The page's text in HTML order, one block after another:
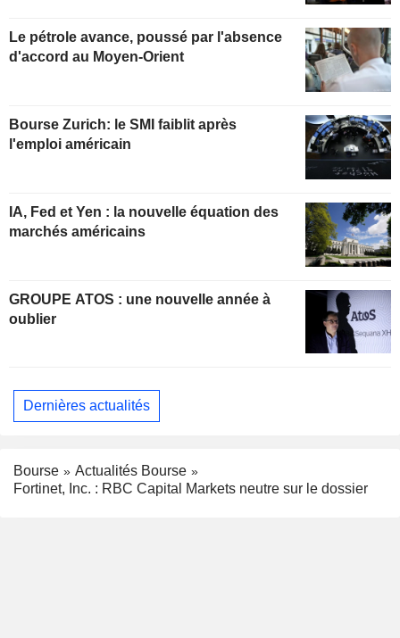
Le pétrole avance, poussé par l'absence
d'accord au Moyen-Orient
Bourse Zurich: le SMI faiblit après
l'emploi américain
IA, Fed et Yen : la nouvelle équation des
marchés américains
GROUPE ATOS : une nouvelle année à
oublier
Dernières actualités
Bourse
Actualités Bourse
Fortinet, Inc. : RBC Capital Markets neutre sur le dossier